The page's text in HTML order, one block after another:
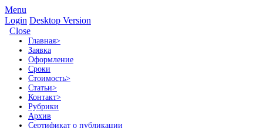
Menu
Login Desktop Version
Close
Главная>
Заявка
Оформление
Сроки
Стоимость>
Статьи>
Контакт>
Рубрики
Архив
Сертификат о публикации